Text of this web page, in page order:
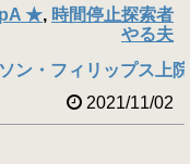
★, 時間停止探索者
やる夫
ン・フィリップス上
2021/11/02